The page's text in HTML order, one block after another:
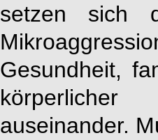
setzen sich
Gesundheit,
auseinander.